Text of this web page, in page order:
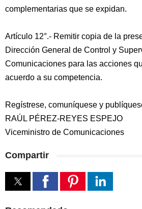
complementarias que se expidan.
Artículo 12°.- Remitir copia de la
Dirección General de Control y
Comunicaciones para las acciones
acuerdo a su competencia.
Regístrese, comuníquese y
RAÚL PÉREZ-REYES ESPEJO
Viceministro de Comunicaciones
Compartir